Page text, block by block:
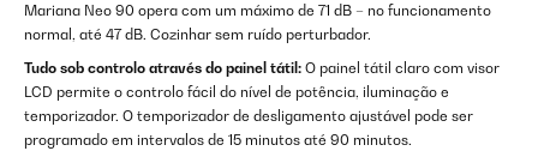
Mariana Neo 90 opera com um máximo de 71 dB – no funcionamento
normal, até 47 dB. Cozinhar sem ruído perturbador.
Tudo sob controlo através do painel tátil: O painel tátil claro com visor
LCD permite o controlo fácil do nível de potência, iluminação e
temporizador. O temporizador de desligamento ajustável pode ser
programado em intervalos de 15 minutos até 90 minutos.